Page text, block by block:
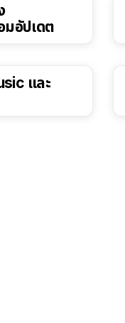
มอัปเดต
และ